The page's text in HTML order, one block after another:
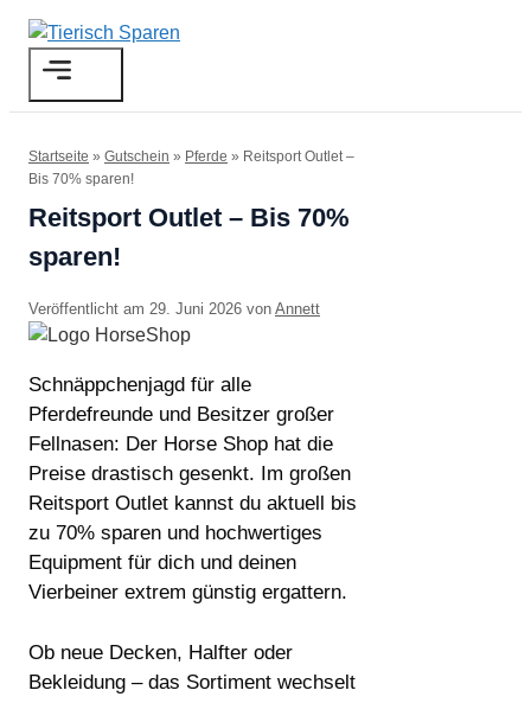
Zum
Inhalt
springen
Startseite » Gutschein » Pferde » Reitsport Outlet –
Bis 70% sparen!
Reitsport Outlet – Bis 70%
sparen!
29. Juni 2026 von Annett
Schnäppchenjagd für alle
Pferdefreunde und Besitzer großer
Fellnasen: Der Horse Shop hat die
Preise drastisch gesenkt. Im großen
Reitsport Outlet kannst du aktuell bis
zu 70% sparen und hochwertiges
Equipment für dich und deinen
Vierbeiner extrem günstig ergattern.
Ob neue Decken, Halfter oder
Bekleidung – das Sortiment wechselt